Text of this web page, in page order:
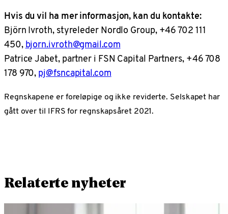
Hvis du vil ha mer informasjon, kan du kontakte:
Björn Ivroth, styreleder Nordlo Group, +46 702 111
450,bjorn.ivroth@gmail.com
Patrice Jabet, partner i FSN Capital Partners, +46 708
178 970,pj@fsncapital.com
Regnskapene er foreløpige og ikke reviderte. Selskapet har
gått over til IFRS for regnskapsåret 2021.
Relaterte nyheter